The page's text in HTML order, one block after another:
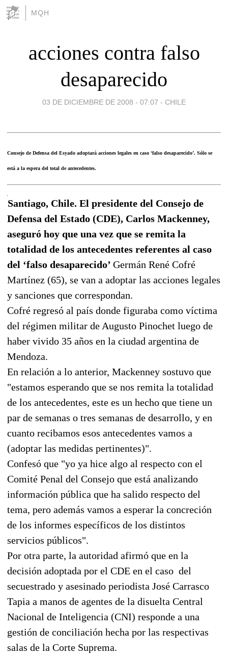
MQH
acciones contra falso
desaparecido
03 DE DICIEMBRE DE 2008 - 07:07 - CHILE
Consejo de Defensa del Esyado adoptará acciones legales en caso ‘falso desaparecido’. Sólo se
está a la espera del total de antecedentes.
Santiago, Chile. El presidente del Consejo de
Defensa del Estado (CDE), Carlos Mackenney,
aseguró hoy que una vez que se remita la
totalidad de los antecedentes referentes al caso
del ‘falso desaparecido’ Germán René Cofré
Martínez (65), se van a adoptar las acciones legales
y sanciones que correspondan.
Cofré regresó al país donde figuraba como víctima
del régimen militar de Augusto Pinochet luego de
haber vivido 35 años en la ciudad argentina de
Mendoza.
En relación a lo anterior, Mackenney sostuvo que
"estamos esperando que se nos remita la totalidad
de los antecedentes, este es un hecho que tiene un
par de semanas o tres semanas de desarrollo, y en
cuanto recibamos esos antecedentes vamos a
(adoptar las medidas pertinentes)".
Confesó que "yo ya hice algo al respecto con el
Comité Penal del Consejo que está analizando
información pública que ha salido respecto del
tema, pero además vamos a esperar la concreción
de los informes específicos de los distintos
servicios públicos".
Por otra parte, la autoridad afirmó que en la
decisión adoptada por el CDE en el caso del
secuestrado y asesinado periodista José Carrasco
Tapia a manos de agentes de la disuelta Central
Nacional de Inteligencia (CNI) responde a una
gestión de conciliación hecha por las respectivas
salas de la Corte Suprema.